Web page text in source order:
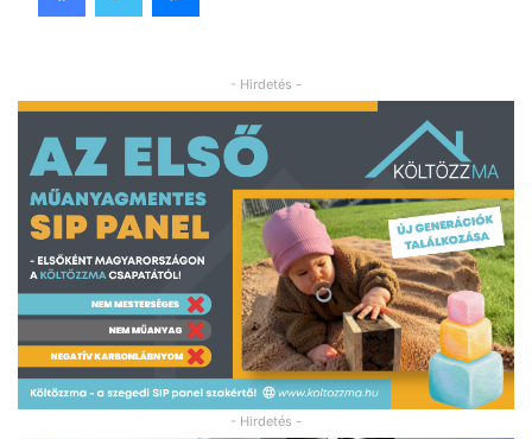
- Hirdetés -
- Hirdetés -